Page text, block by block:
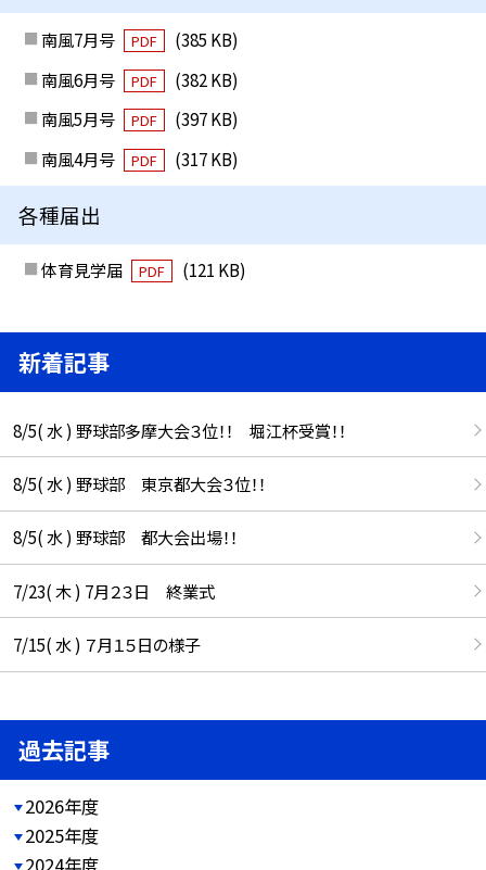
南風7月号 PDF
(385 KB)
南風6月号
PDF
(382 KB)
南風5月号
PDF
(397 KB)
南風4月号
PDF (317 KB)
各種届出
体育見学届 PDF (121 KB)
新着記事
8/5( 水 ) 野球部多摩大会３位！！ 堀江杯受賞！！
8/5( 水 ) 野球部 東京都大会３位！！
8/5( 水 ) 野球部 都大会出場！！
7/23( 木 ) 7月２３日 終業式
7/15( 水 ) ７月１５日の様子
過去記事
2026年度
2025年度